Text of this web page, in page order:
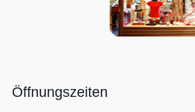
Öffnungszeiten